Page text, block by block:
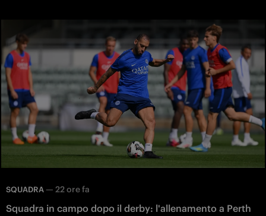
SQUADRA — 22 ore fa
Squadra in campo dopo il derby: l'allenamento a Perth